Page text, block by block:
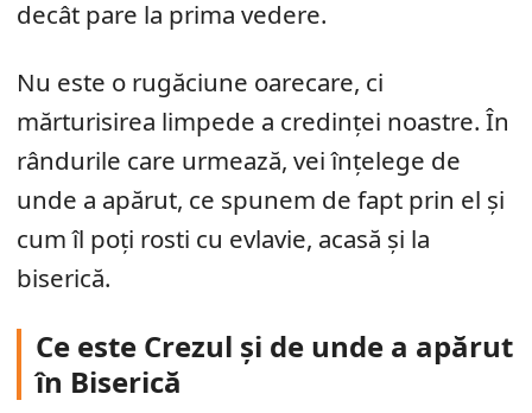
decât pare la prima vedere.
Nu este o rugăciune oarecare, ci
mărturisirea limpede a credinței noastre. În
rândurile care urmează, vei înțelege de
unde a apărut, ce spunem de fapt prin el și
cum îl poți rosti cu evlavie, acasă și la
biserică.
Ce este Crezul și de unde a apărut
în Biserică